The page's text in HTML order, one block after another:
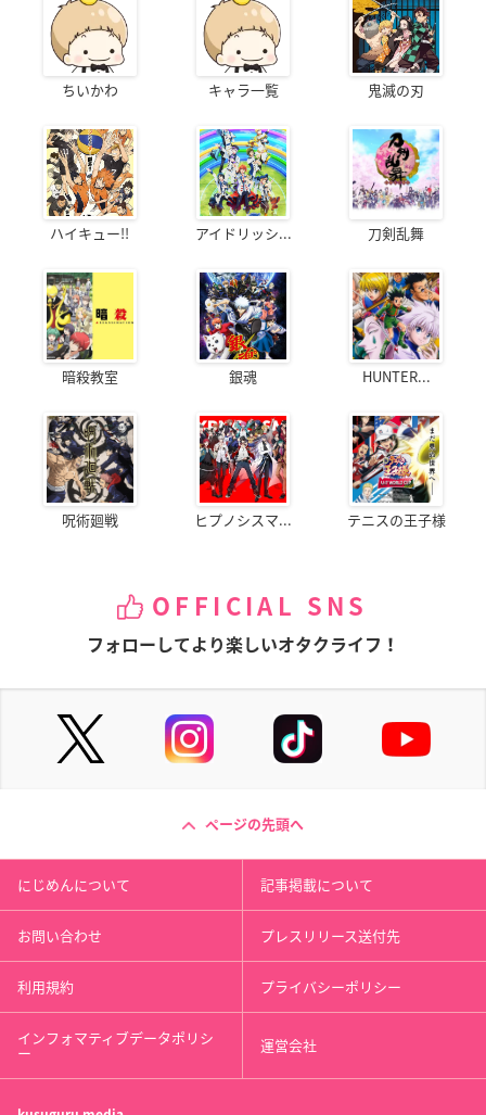
ちいかわ キャラ一覧 鬼滅の刃
ハイキュー!! アイドリッシ... 刀剣乱舞
暗殺教室 銀魂 HUNTER...
呪術廻戦 ヒプノシスマ... テニスの王子様
OFFICIAL SNS
フォローしてより楽しいオタクライフ！
ページの先頭へ
にじめんについて 記事掲載について
お問い合わせ プレスリリース送付先
利用規約 プライバシーポリシー
インフォマティブデータポリシ
ー 運営会社